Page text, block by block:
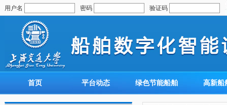
用户名 密码 验证码
首页 平台动态 绿色节能船舶 高新船